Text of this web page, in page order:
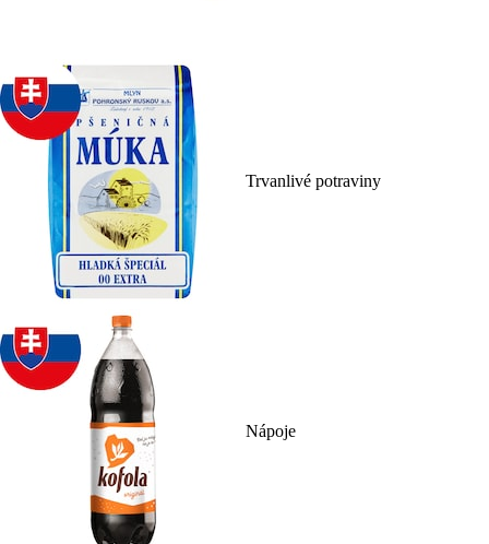
Trvanlivé potraviny
Nápoje